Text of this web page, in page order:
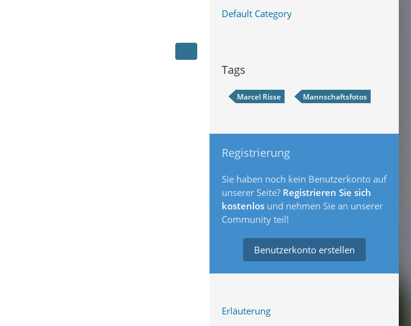
Default Category
Tags
Marcel Risse Mannschaftsfotos
Registrierung
Sie haben noch kein Benutzerkonto auf
unserer Seite? Registrieren Sie sich
kostenlos und nehmen Sie an unserer
Community teil!
Benutzerkonto erstellen
Erläuterung